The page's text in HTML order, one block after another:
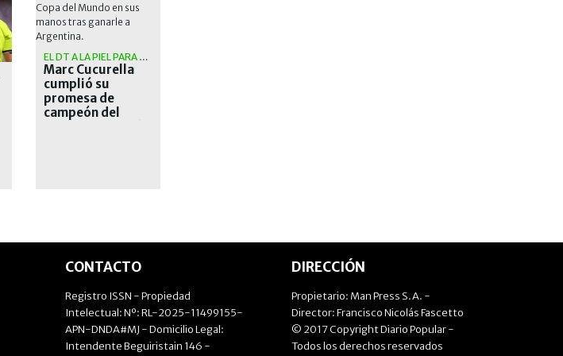
EL DT A LA PIEL PARA SIEMPRE
Marc Cucurella
cumplió su
promesa de
campeón del
CONTACTO
Registro ISSN - Propiedad
Intelectual: Nº: RL-2025-11499155-
APN-DNDA#MJ - Domicilio Legal:
Intendente Beguiristain 146 -
DIRECCIÓN
Propietario: Man Press S.A. -
Director: Francisco Nicolás Fascetto
© 2017 Copyright Diario Popular -
Todos los derechos reservados